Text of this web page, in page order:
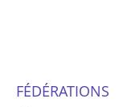
FÉDÉRATIONS